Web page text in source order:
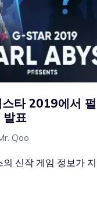
타 2019에서
발표
Qoo
의 신작 게임 정보가